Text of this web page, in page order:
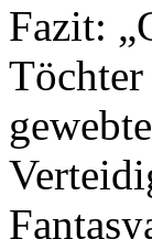
Fazit:
Töchter